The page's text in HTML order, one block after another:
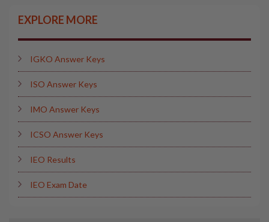
EXPLORE MORE
IGKO Answer Keys
ISO Answer Keys
IMO Answer Keys
ICSO Answer Keys
IEO Results
IEO Exam Date